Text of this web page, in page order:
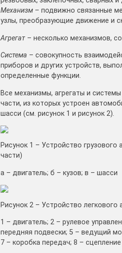
Механизм – подвижно связанные
узлы, преобразующие движение и
Агрегат – несколько механизмов,
Система – совокупность
приборов и других устройств,
определенные функции.
Все механизмы, агрегаты и
части, из которых устроен
шасси (см. рисунок 1 и рисунок 2).
Рисунок 1 – Устройство
части)
а – двигатель; б – кузов; в – шасси
Рисунок 2 – Устройство легкового
1 – двигатель; 2 – рулевое
передняя подвески; 5 – ведущий
7 – коробка передач; 8 – сцепление